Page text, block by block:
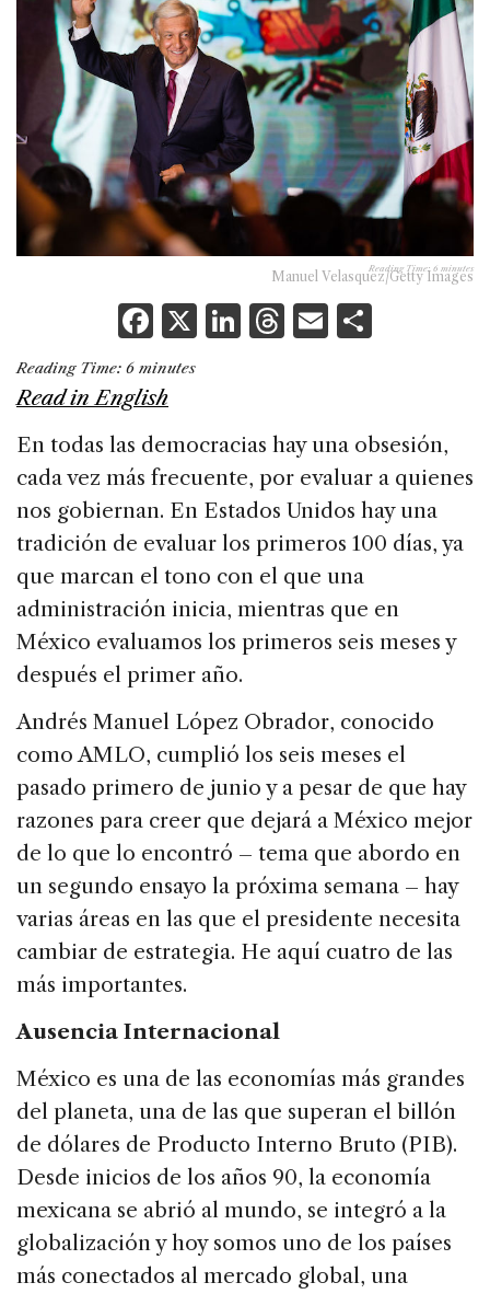
Reading Time: 6 minutes
Manuel Velasquez/Getty Images
F
a
c
b
o
o
k
X Li
dI
n
T
d
s
E
Reading Time: 6 minutes
Read in English
En todas las democracias hay una obsesión,
cada vez más frecuente, por evaluar a quienes
nos gobiernan. En Estados Unidos hay una
tradición de evaluar los primeros 100 días, ya
que marcan el tono con el que una
administración inicia, mientras que en
México evaluamos los primeros seis meses y
después el primer año.
Andrés Manuel López Obrador, conocido
como AMLO, cumplió los seis meses el
pasado primero de junio y a pesar de que hay
razones para creer que dejará a México mejor
de lo que lo encontró – tema que abordo en
un segundo ensayo la próxima semana – hay
varias áreas en las que el presidente necesita
cambiar de estrategia. He aquí cuatro de las
más importantes.
Ausencia Internacional
México es una de las economías más grandes
del planeta, una de las que superan el billón
de dólares de Producto Interno Bruto (PIB).
Desde inicios de los años 90, la economía
mexicana se abrió al mundo, se integró a la
globalización y hoy somos uno de los países
más conectados al mercado global, una